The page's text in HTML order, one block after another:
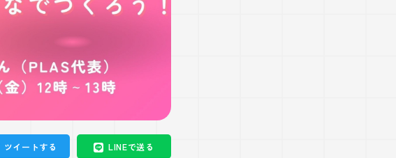
ツイートする LINEで送る